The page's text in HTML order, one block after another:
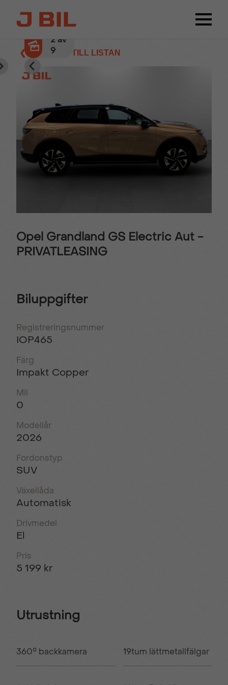
❮ TILLBAKA TILL LISTAN
2av
9
Opel Grandland GS Electric Aut -
PRIVATLEASING
Biluppgifter
Registreringsnummer
IOP465
Färg
Impakt Copper
Mil
0
Modellår
2026
Fordonstyp
SUV
Växellåda
Automatisk
Drivmedel
El
Pris
5 199 kr
Utrustning
360° backkamera 19tum lättmetallfälgar